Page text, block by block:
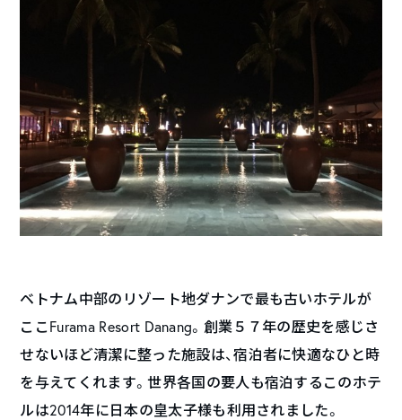
ベトナム中部のリゾート地ダナンで最も古いホテルが
ここFurama Resort Danang。創業５７年の歴史を感じさ
せないほど清潔に整った施設は、宿泊者に快適なひと時
を与えてくれます。世界各国の要人も宿泊するこのホテ
ルは2014年に日本の皇太子様も利用されました。